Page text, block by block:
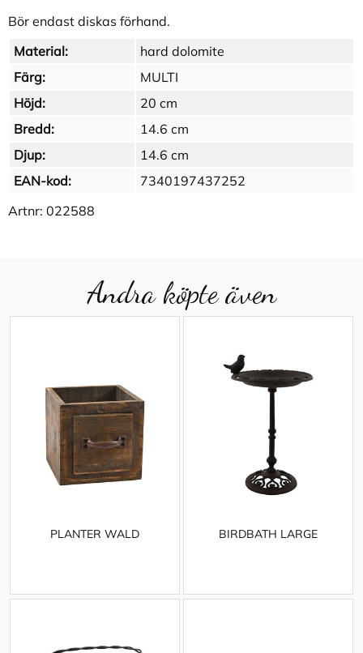
Bör endast diskas förhand.
Material:
hard dolomite
Färg:
MULTI
Höjd:
20 cm
Bredd:
14.6 cm
Djup:
14.6 cm
EAN-kod:
7340197437252
Artnr: 022588
Andra köpte även
PLANTER WALD BIRDBATH LARGE